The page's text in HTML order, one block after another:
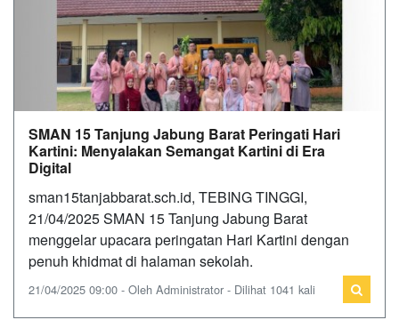
SMAN 15 Tanjung Jabung Barat Peringati Hari
Kartini: Menyalakan Semangat Kartini di Era
Digital
sman15tanjabbarat.sch.id, TEBING TINGGI,
21/04/2025 SMAN 15 Tanjung Jabung Barat
menggelar upacara peringatan Hari Kartini dengan
penuh khidmat di halaman sekolah.
21/04/2025 09:00 - Oleh Administrator - Dilihat 1041 kali